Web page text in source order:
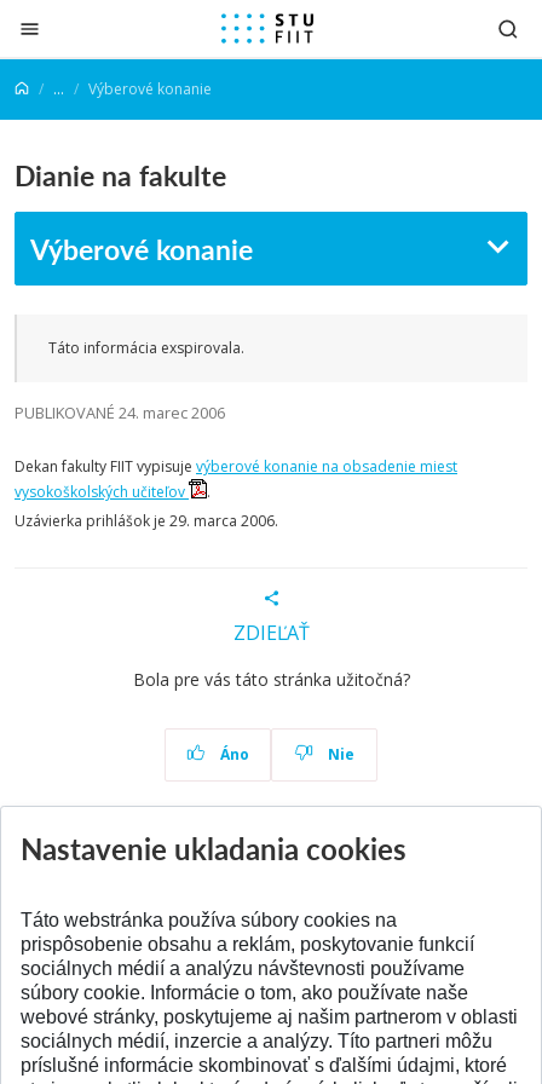
Prejsť na obsah
... Výberové konanie
Dianie na fakulte
Výberové konanie
Táto informácia exspirovala.
PUBLIKOVANÉ 24. marec 2006
Dekan fakulty FIIT vypisuje výberové konanie na obsadenie miest
vysokoškolských učiteľov
.
Uzávierka prihlášok je 29. marca 2006.
ZDIEĽAŤ
Bola pre vás táto stránka užitočná?
Áno Nie
SPÄŤ NA VRCH
Nastavenie ukladania cookies
Táto webstránka používa súbory cookies na
prispôsobenie obsahu a reklám, poskytovanie funkcií
sociálnych médií a analýzu návštevnosti používame
súbory cookie. Informácie o tom, ako používate naše
webové stránky, poskytujeme aj našim partnerom v oblasti
sociálnych médií, inzercie a analýzy. Títo partneri môžu
príslušné informácie skombinovať s ďalšími údajmi, ktoré